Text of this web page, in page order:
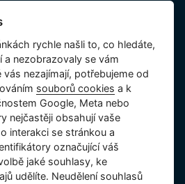
republika
rychle našli to, co hledáte,
a nezobrazovaly se vám
vás nezajímají, potřebujeme od
souborů cookies a k
Google, Meta nebo
nejčastěji obsahují vaše
interakci se stránkou a
označující váš
jaké souhlasy, ke
udělíte. Neudělení souhlasů